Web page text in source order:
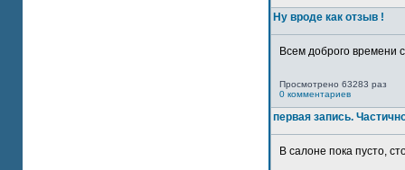
Ну вроде как отзыв !
Всем доброго времени
Просмотрено 63283 раз
0 комментариев
первая запись.
В салоне пока пусто,